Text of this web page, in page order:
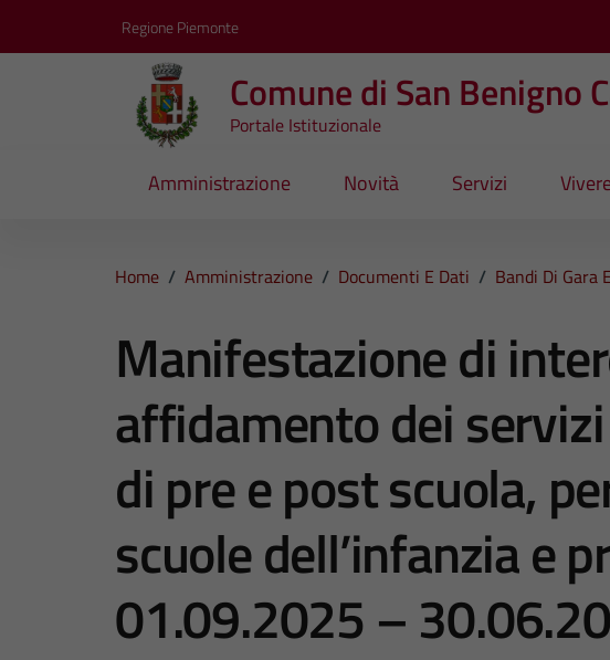
Regione Piemonte
Comune di San Benigno
Portale Istituzionale
Amministrazione Novità Servizi
Home / Amministrazione / Documenti E Dati / Bandi Di Gara
Manifestazione di
affidamento dei
di pre e post scuola,
scuole dell’infanzia e
01.09.2025 –